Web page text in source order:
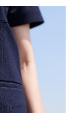
伸びない
イプでした。着
アサッカー/